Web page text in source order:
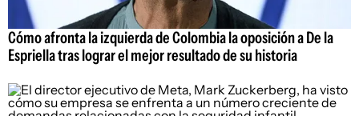
Cómo afronta la izquierda de Colombia la oposición a De la
Espriella tras lograr el mejor resultado de su historia